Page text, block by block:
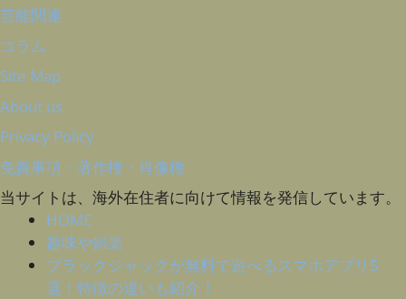
芸能関連
コラム
Site Map
About us
Privacy Policy
免責事項・著作権・肖像権
当サイトは、海外在住者に向けて情報を発信しています。
HOME
趣味や娯楽
ブラックジャックが無料で遊べるスマホアプリ5
選！特徴の違いも紹介！